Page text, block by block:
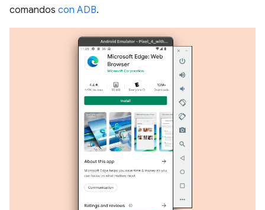
comandos con ADB.